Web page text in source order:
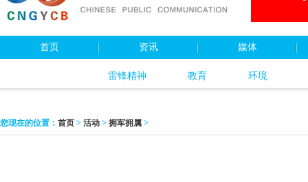
首页 资讯 媒体
雷锋精神 教育 环境
您现在的位置： 首页 > 活动 > 拥军拥属 >